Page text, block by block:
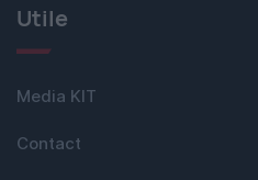
Utile
Media KIT
Contact